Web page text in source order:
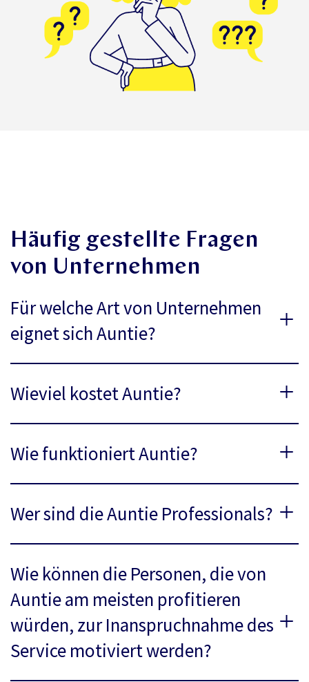
Häufig gestellte Fragen
von Unternehmen
Für welche Art von Unternehmen
eignet sich Auntie?
Wieviel kostet Auntie?
Wie funktioniert Auntie?
Wer sind die Auntie Professionals?
Wie können die Personen, die von
Auntie am meisten profitieren
würden, zur Inanspruchnahme des
Service motiviert werden?